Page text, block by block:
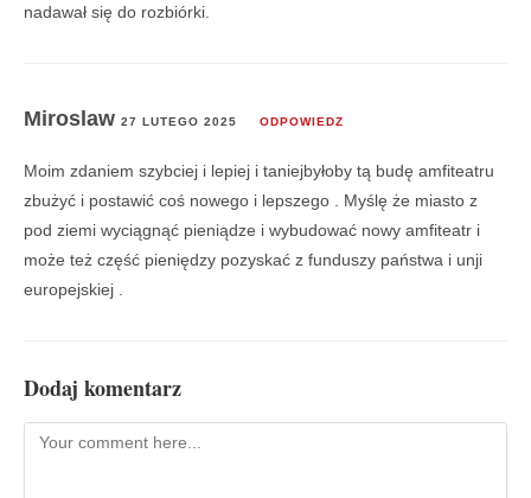
nadawał się do rozbiórki.
Miroslaw 27 LUTEGO 2025 ODPOWIEDZ
Moim zdaniem szybciej i lepiej i taniejbyłoby tą budę amfiteatru
zbużyć i postawić coś nowego i lepszego . Myślę że miasto z
pod ziemi wyciągnąć pieniądze i wybudować nowy amfiteatr i
może też część pieniędzy pozyskać z funduszy państwa i unji
europejskiej .
Dodaj komentarz